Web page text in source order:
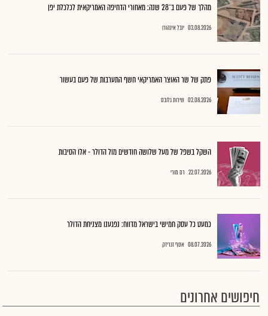
מהלך של פעם ב־28 שנה: מאחורי הדחיפה האמריקאית לכלכלת יפן
03.08.2026 יובל אינהורן
פתק של שר האוצר האמריקאי חשף התערבות של פעם בעשור
02.08.2026 שירות גלובס
השקל בשפל של מעל שלושה חודשים מול הדולר - אלו הסיבות
22.07.2026 רם מורי
כמעט כל עסק חמישי בישראל מדווח: נפגענו מצניחת הדולר
08.07.2026 אסף זגריזק
חיפושים אחרונים